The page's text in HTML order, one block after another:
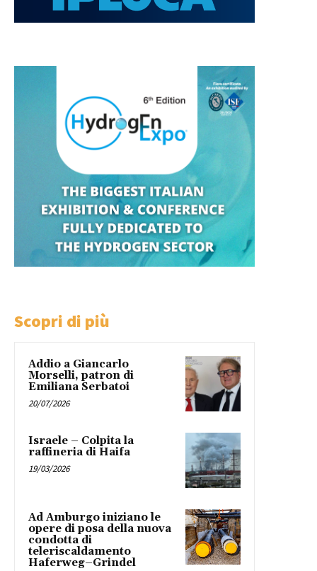
Scopri di più
Addio a Giancarlo
Morselli, patron di
Emiliana Serbatoi
20/07/2026
Israele – Colpita la
raffineria di Haifa
19/03/2026
Ad Amburgo iniziano le
opere di posa della nuova
condotta di
teleriscaldamento
Haferweg–Grindel